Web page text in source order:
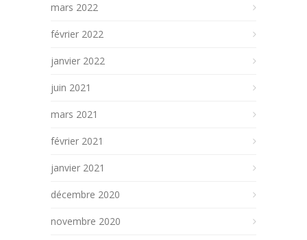
mars 2022
février 2022
janvier 2022
juin 2021
mars 2021
février 2021
janvier 2021
décembre 2020
novembre 2020